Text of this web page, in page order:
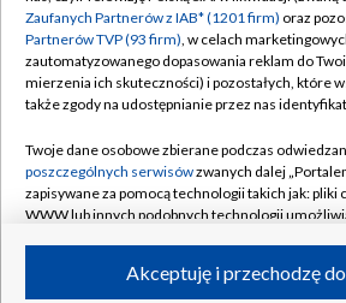
Emisja w TVP
Centrum informacji TVP
Naziemna Telewizja Cyfrowa
Rada Programowa
System NOS
Informacje o nadawcy
Program dla prasy
Polityka
Moje zgody
Pomoc
Kontakt
Kanały
Zaufanych Partnerów z IAB* (1201 firm) oraz
Partnerów TVP (93 firm), w celach
zautomatyzowanego dopasowania reklam do
mierzenia ich skuteczności) i pozostałych, które
także zgody na udostępnianie przez nas
Twoje dane osobowe zbierane podczas
poszczególnych serwisówzwanych dalej
zapisywane za pomocą technologii takich jak: pliki
WWW lub innych podobnych technologii
ruchu w Internecie.Akceptuję i przechodzę